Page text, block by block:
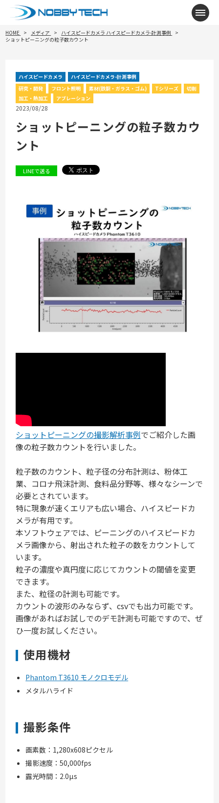
メニ
HOME メディア ハイスピードカメラ ハイスピードカメラ-計測事例
ショットピーニングの粒子数カウント
ハイスピードカメラ
ハイスピードカメラ-計測事例
研究・開発
フロント照明 素材(鉄鋼・ガラス・ゴム) Tシリーズ
切削
加工・熱加工
アブレーション
2023/08/28
ショットピーニングの粒子数カウ
ント
LINEで送る
ショットピーニングの撮影解析事例でご紹介した画
像の粒子数カウントを行いました。
粒子数のカウント、粒子径の分布計測は、粉体工
業、コロナ飛沫計測、食料品分野等、様々なシーンで
必要とされています。
特に現象が速くエリアも広い場合、ハイスピードカ
メラが有用です。
本ソフトウェアでは、ピーニングのハイスピードカ
メラ画像から、射出された粒子の数をカウントして
います。
粒子の濃度や真円度に応じてカウントの閾値を変更
できます。
また、粒径の計測も可能です。
カウントの波形のみならず、csvでも出力可能です。
画像があればお試しでのデモ計測も可能ですので、ぜ
ひ一度お試しください。
使用機材
Phantom T3610 モノクロモデル
メタルハライド
撮影条件
画素数：1,280x608ピクセル
撮影速度：50,000fps
露光時間：2.0µs